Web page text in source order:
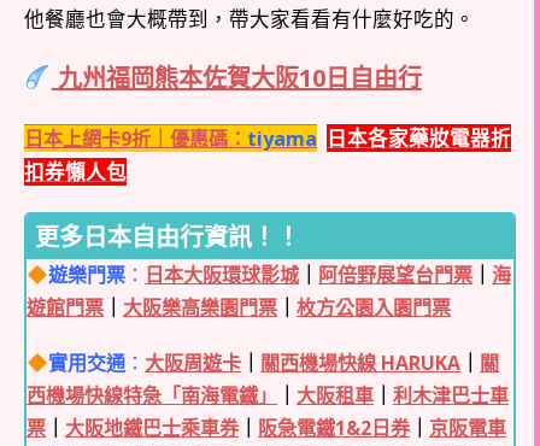
他餐廳也會大概帶到，帶大家看看有什麼好吃的。
九州福岡熊本佐賀大阪10日自由行
日本上網卡9折｜優惠碼： tiyama 日本各家藥妝電器折
扣券懶人包
更多日本自由行資訊！！
遊樂門票 ： 日本大阪環球影城 阿倍野展望台門票 ｜海
遊館門票
大阪樂高樂園門票 枚方公園入園門票
實用交通 ： 大阪周遊卡 關西機場快線 HARUKA
關
西機場快線特急「南海電鐵」
大阪租車
利木津巴士車
票
大阪地鐵巴士乘車券｜ 阪急電鐵1&2日券｜ 京阪電車